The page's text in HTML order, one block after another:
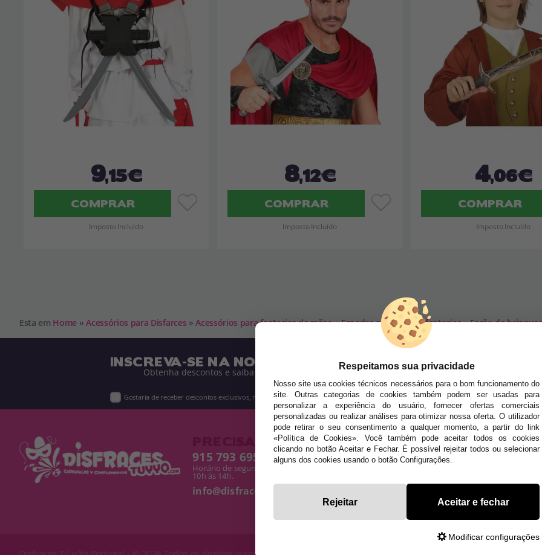
9,15€
COMPRAR
Imposto Incluído
8,12€
COMPRAR
Imposto Incluído
4,06€
COMPRAR
Imposto Incluído
Esta em Home » Acessórios para Disfarces » Acessórios para fantasias de mãos»Espadas e facas para fantasias»Facão de
INSCREVA-SE NA NOSSA NEWSLETTER
Obtenha descontos e saiba de tudo antes de todos!
Gostaria de receber descontos exclusivos, novidades e tendências por e-mail. Posso cancelar a inscrição a qualquer momento, conforme
PRECISA DE AJUDA?
915 793 695
Horário de segunda a sexta das 10h às 14h e das 17h às 20h Sábados das
10h às 14h.
info@disfracestuyyo.pt
· Quem somos
· Como comprar
Respeitamos sua privacidade
Nosso site usa cookies técnicos necessários para o bom funcionamento do
site. Outras categorias de cookies também podem ser usadas para
personalizar a experiência do usuário, fornecer ofertas comerciais
personalizadas ou realizar análises para otimizar nossa oferta. O utilizador
pode retirar o seu consentimento a qualquer momento, a partir do link
«Política de Cookies». Você também pode aceitar todos os cookies
clicando no botão Aceitar e Fechar. É possível rejeitar todos ou selecionar
alguns dos cookies usando o botão Configurações.
Rejeitar Aceitar e fechar
Modificar configurações